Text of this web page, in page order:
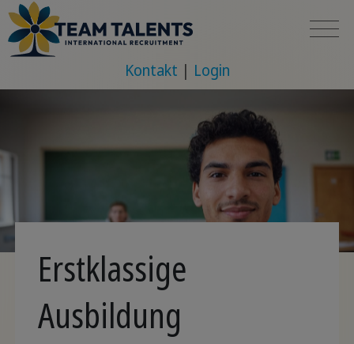
Kontakt Login
Erstklassige
Ausbildung